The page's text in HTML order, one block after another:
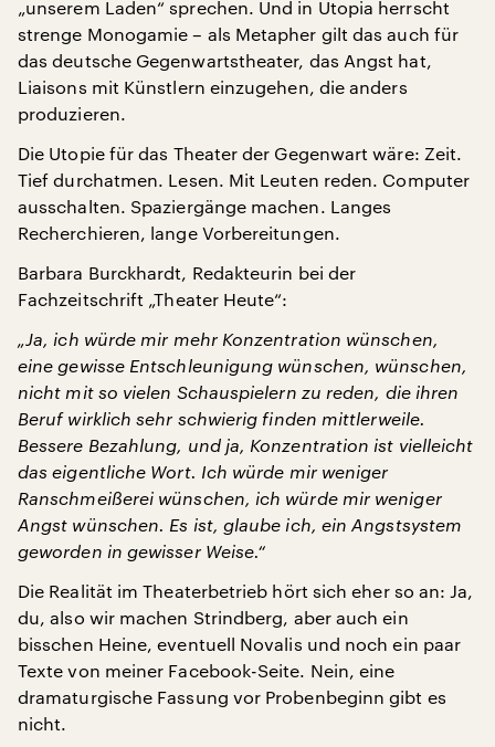
„unserem Laden“ sprechen. Und in Utopia herrscht
strenge Monogamie – als Metapher gilt das auch für
das deutsche Gegenwartstheater, das Angst hat,
Liaisons mit Künstlern einzugehen, die anders
produzieren.
Die Utopie für das Theater der Gegenwart wäre: Zeit.
Tief durchatmen. Lesen. Mit Leuten reden. Computer
ausschalten. Spaziergänge machen. Langes
Recherchieren, lange Vorbereitungen.
Barbara Burckhardt, Redakteurin bei der
Fachzeitschrift „Theater Heute“:
„Ja, ich würde mir mehr Konzentration wünschen,
eine gewisse Entschleunigung wünschen, wünschen,
nicht mit so vielen Schauspielern zu reden, die ihren
Beruf wirklich sehr schwierig finden mittlerweile.
Bessere Bezahlung, und ja, Konzentration ist vielleicht
das eigentliche Wort. Ich würde mir weniger
Ranschmeißerei wünschen, ich würde mir weniger
Angst wünschen. Es ist, glaube ich, ein Angstsystem
geworden in gewisser Weise.“
Die Realität im Theaterbetrieb hört sich eher so an: Ja,
du, also wir machen Strindberg, aber auch ein
bisschen Heine, eventuell Novalis und noch ein paar
Texte von meiner Facebook-Seite. Nein, eine
dramaturgische Fassung vor Probenbeginn gibt es
nicht.